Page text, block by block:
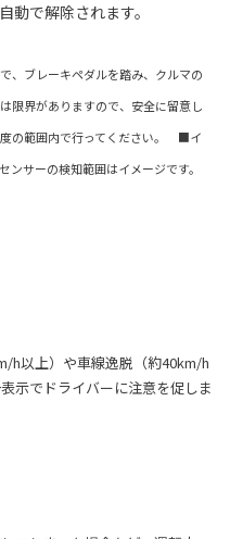
で解除されます。
、ブレーキペダルを踏み、クルマの
限界がありますので、安全に留意し
の範囲内で行ってください。 ■イ
サーの検知範囲はイメージです。
h以上）や車線逸脱（約40km/h
示でドライバーに注意を促しま